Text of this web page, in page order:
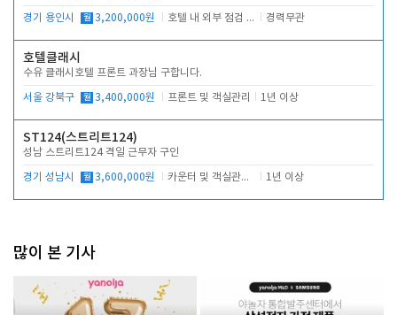
경기 용인시 월 3,200,000원 호텔 내 외부 점검 및 프런트 운영 경력무관
호텔클래시
수유 클래시호텔 프론트 과장님 구합니다.
서울 강북구 월 3,400,000원 프론트 및 객실관리 1년 이상
ST124(스트리트124)
성남 스트리트124 격일 근무자 구인
경기 성남시 월 3,600,000원 카운터 및 객실관리 전반 1년 이상
많이 본 기사